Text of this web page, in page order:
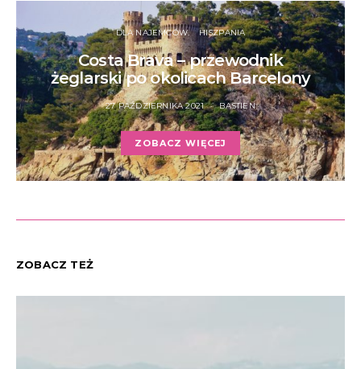
DLA NAJEMCÓW HISZPANIA
Costa Brava – przewodnik
żeglarski po okolicach Barcelony
27 PAŹDZIERNIKA 2021 BASTIEN
ZOBACZ WIĘCEJ
ZOBACZ TEŻ